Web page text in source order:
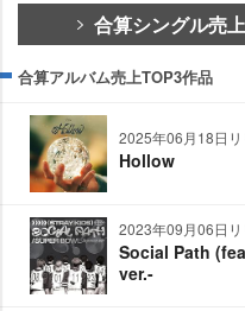
合算シングル売
合算アルバム売上TOP3作品
2025年06月18日リ
Hollow
2023年09月06日リ
Social Path
ver.-